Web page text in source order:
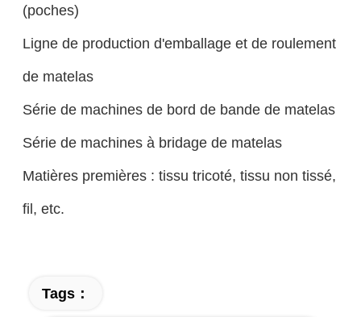
(poches)
Ligne de production d'emballage et de roulement
de matelas
Série de machines de bord de bande de matelas
Série de machines à bridage de matelas
Matières premières : tissu tricoté, tissu non tissé,
fil, etc.
Tags：